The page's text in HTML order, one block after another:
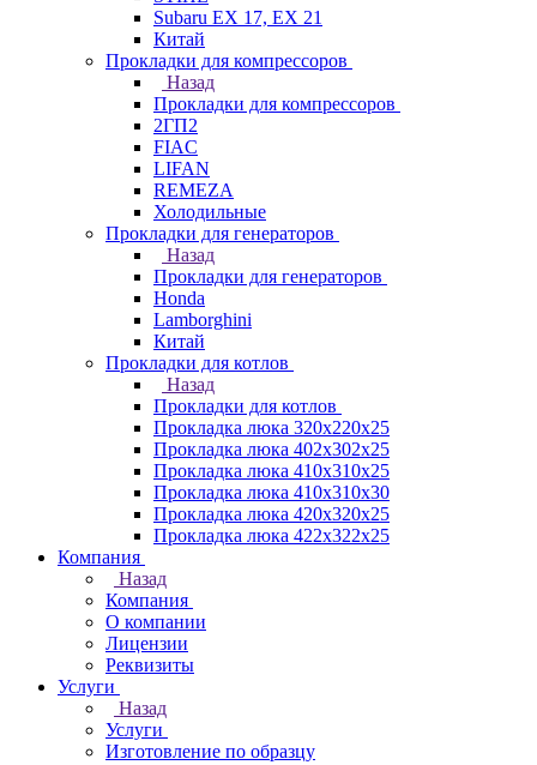
Subaru EX 17, EX 21
Китай
Прокладки для компрессоров
Назад
Прокладки для компрессоров
2ГП2
FIAC
LIFAN
REMEZA
Холодильные
Прокладки для генераторов
Назад
Прокладки для генераторов
Honda
Lamborghini
Китай
Прокладки для котлов
Назад
Прокладки для котлов
Прокладка люка 320x220x25
Прокладка люка 402x302x25
Прокладка люка 410x310x25
Прокладка люка 410х310х30
Прокладка люка 420x320x25
Прокладка люка 422x322x25
Компания
Назад
Компания
О компании
Лицензии
Реквизиты
Услуги
Назад
Услуги
Изготовление по образцу